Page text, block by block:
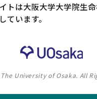
トは大阪大学大学院生
ています。
University of Osaka. All